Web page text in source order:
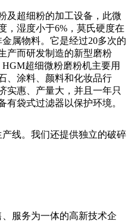
及超细粉的加工设备，此微
，湿度小于6%，莫氏硬度在
属物料。它是经过20多次的
产而研发制造的新型磨粉
超细微粉磨粉机主要用
、涂料、颜料和化妆品行
实惠、产量大，并且一年只
有袋式过滤器以保护环境。
线。我们还提供独立的破碎
服务为一体的高新技术企